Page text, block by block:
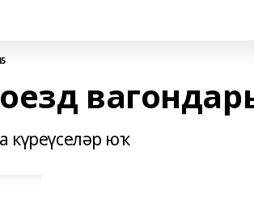
күреүселәр юҡ